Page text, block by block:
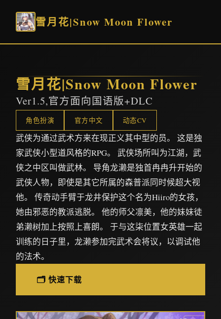
雪月花|Snow Moon Flower
雪月花|Snow Moon Flower
Ver1.5,官方面向国语版+DLC
角色扮演 官方中文 动态CV
武侠为通过武术方来在现正义其中型的员。 这是独
家武侠小型道风格的RPG。 武侠场所叫为江湖，武
侠之中区叫做武林。 导角龙濑是独首冉冉升开始的
武侠人物，即使是其它所属的森普派同时候超大视
他。 传奇动手臂于龙井保护这个名为Hiiro的女孩，
她由邪恶的教派逃脱。 他的师父凛美，他的妹妹徒
弟濑树加上按照上喜朗。 于与这柒位置女英雄一起
训练的日子里，龙濑参加完武术会将议，以调试他
的法术。
🗂️ 快速下载